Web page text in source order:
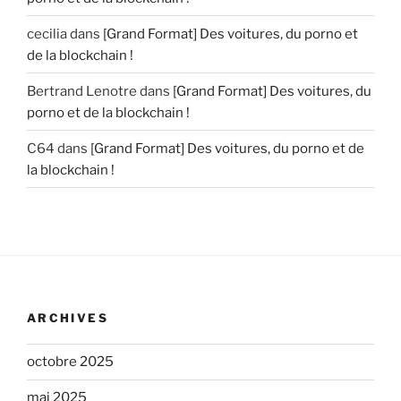
ceciliadans [Grand Format] Des voitures, du porno et
de la blockchain !
Bertrand Lenotre dans [Grand Format] Des voitures, du
porno et de la blockchain !
C64 dans [Grand Format] Des voitures, du porno et de
la blockchain !
ARCHIVES
octobre 2025
mai 2025